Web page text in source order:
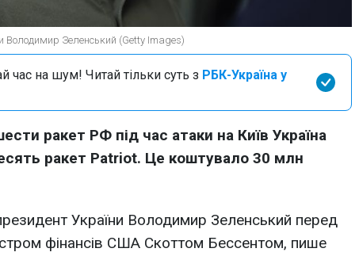
Володимир Зеленський (Getty Images)
час на шум! Читай тільки суть з РБК-Україна у
ракет РФ під час атаки на Київ Україна
ракет Patriot. Це коштувало 30 млн
України Володимир Зеленський перед
фінансів США Скоттом Бессентом, пише